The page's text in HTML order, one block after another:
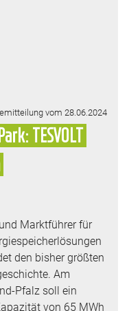
vom 28.06.2024
TESVOLT
Marktführer für
den bisher größten
Am
Pfalz soll ein
von 65 MWh